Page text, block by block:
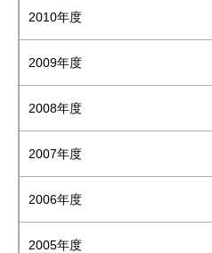
2010年度
2009年度
2008年度
2007年度
2006年度
2005年度